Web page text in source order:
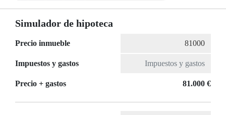
Simulador de hipoteca
Precio inmueble
Impuestos y gastos
Precio + gastos 81.000 €